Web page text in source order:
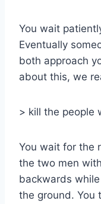
You wait
Eventually
both approach
about this, we
> kill the people
You wait for the
the two men
backwards
the ground. You